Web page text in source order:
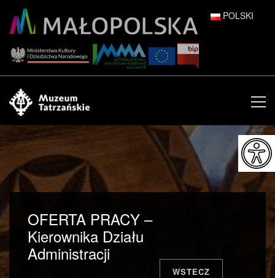
POLSKI
ENGLISH
ESPAÑOL
FRANÇAIS
ITALIANO
OFERTA PRACY –
Kierownika Działu
Administracji
WSTECZ